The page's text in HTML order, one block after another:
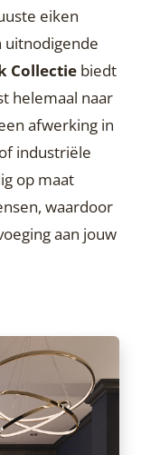
eiken
Collectie biedt
helemaal naar
afwerking in
industriële
op maat
waardoor
aan jouw